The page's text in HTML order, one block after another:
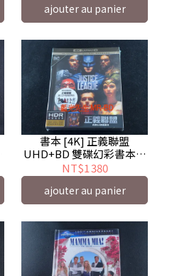
ajouter au panier
書本 [4K] 正義聯盟
UHD+BD 雙碟幻彩書本版
( 得利 ) Justice League
NT$1 380
ajouter au panier